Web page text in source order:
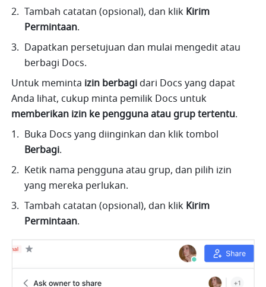
Tambah catatan (opsional), dan klik Kirim
Permintaan.
Dapatkan persetujuan dan mulai mengedit atau
berbagi Docs.
Untuk meminta izin berbagi dari Docs yang dapat
memberikan izin ke pengguna atau grup tertentu.
Berbagi.
Ketik nama pengguna atau grup, dan pilih izin
yang mereka perlukan.
Tambah catatan (opsional), dan klik Kirim
Permintaan.